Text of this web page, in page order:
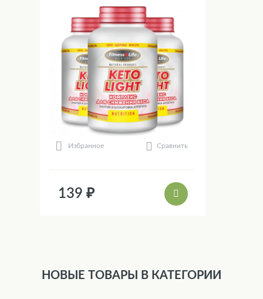
Избранное Сравнить
139 ₽
НОВЫЕ ТОВАРЫ В КАТЕГОРИИ